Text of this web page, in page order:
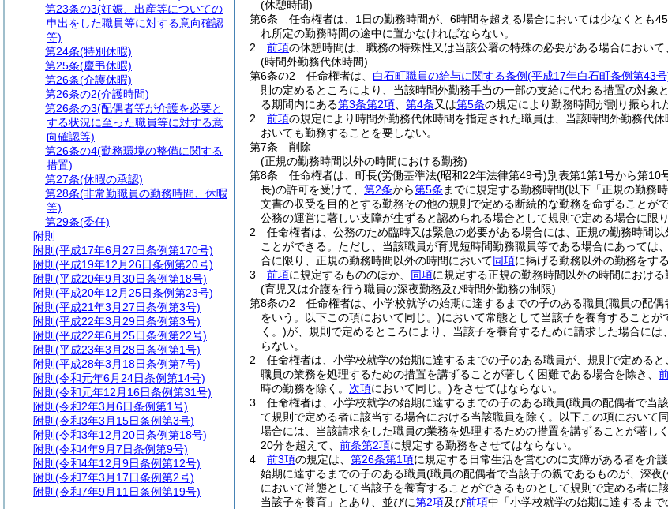
(休憩時間)
第6条
任命権者は、1日の勤務時間が、6時間を超える場合においては少なくとも
れ所定の勤務時間の途中に置かなければならない。
2
前項の休憩時間は、職務の特殊性又は当該公署の特殊の必要がある場合におい
(時間外勤務代休時間)
第6条の2
任命権者は、 白石町職員の給与に関する条例(平成17年白石町条例第43
則の定めるところにより、当該時間外勤務手当の一部の支給に代わる措置の対象
る期間内にある第3条第2項 第4条又は第5条の規定により勤務時間が割り振られ
2
前項の規定により時間外勤務代休時間を指定された職員は、当該時間外勤務代
おいても勤務することを要しない。
第7条
削除
(正規の勤務時間以外の時間における勤務)
第8条
任命権者は、町長(労働基準法(昭和22年法律第49号)別表第1第1号から第10
長)の許可を受けて、 第2条から第5条 までに規定する勤務時間(以下「正規の勤務
文書の収受を目的とする勤務その他の規則で定める断続的な勤務を命ずることがで
公務の運営に著しい支障が生ずると認められる場合として規則で定める場合に限
2
任命権者は、公務のため臨時又は緊急の必要がある場合には、正規の勤務時間
ことができる。 ただし、当該職員が育児短時間勤務職員等である場合にあって
合に限り、正規の勤務時間以外の時間において同項に掲げる勤務以外の勤務をす
3
前項に規定するもののほか、 同項に規定する正規の勤務時間以外の時間におけ
(育児又は介護を行う職員の深夜勤務及び時間外勤務の制限)
第8条の2
任命権者は、小学校就学の始期に達するまでの子のある職員(職員の配偶
をいう。以下この項において同じ。)において常態として当該子を養育すること
く。)が、規則で定めるところにより、当該子を養育するために請求した場合に
らない。
2
任命権者は、小学校就学の始期に達するまでの子のある職員が、規則で定める
職員の業務を処理するための措置を講ずることが著しく困難である場合を除き、
時の勤務を除く。 次項において同じ。)をさせてはならない。
3
任命権者は、小学校就学の始期に達するまでの子のある職員(職員の配偶者で当
て規則で定める者に該当する場合における当該職員を除く。以下この項において
場合には、当該請求をした職員の業務を処理するための措置を講ずることが著
20分を超えて、 前条第2項に規定する勤務をさせてはならない。
4
前3項の規定は、 第26条第1項に規定する日常生活を営むのに支障がある者を介
始期に達するまでの子のある職員(職員の配偶者で当該子の親であるものが、深夜(
において常態として当該子を養育することができるものとして規則で定める者に
当該子を養育」とあり、並びに第2項及び前項中「小学校就学の始期に達するまで
第23条の3(妊娠、出産等についての
申出をした職員等に対する意向確認
等)
第24条(特別休暇)
第25条(慶弔休暇)
第26条(介護休暇)
第26条の2(介護時間)
第26条の3(配偶者等が介護を必要と
する状況に至った職員等に対する意
向確認等)
第26条の4(勤務環境の整備に関する
措置)
第27条(休暇の承認)
第28条(非常勤職員の勤務時間、休暇
等)
第29条(委任)
附則
附則 (平成17年6月27日条例第170号)
附則 (平成19年12月26日条例第20号)
附則 (平成20年9月30日条例第18号)
附則 (平成20年12月25日条例第23号)
附則 (平成21年3月27日条例第3号)
附則 (平成22年3月29日条例第3号)
附則 (平成22年6月25日条例第22号)
附則 (平成23年3月28日条例第1号)
附則 (平成28年3月18日条例第7号)
附則 (令和元年6月24日条例第14号)
附則 (令和元年12月16日条例第31号)
附則 (令和2年3月6日条例第1号)
附則 (令和3年3月15日条例第3号)
附則 (令和3年12月20日条例第18号)
附則 (令和4年9月7日条例第9号)
附則 (令和4年12月9日条例第12号)
附則 (令和7年3月17日条例第2号)
附則 (令和7年9月11日条例第19号)